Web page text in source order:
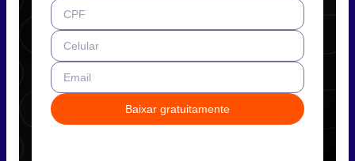
CPF
Celular
Email
Baixar gratuitamente